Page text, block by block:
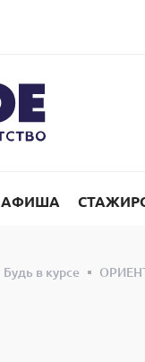
АФИША
Будь в курсе